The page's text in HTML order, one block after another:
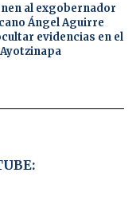
al exgobernador
Ángel Aguirre
evidencias en el